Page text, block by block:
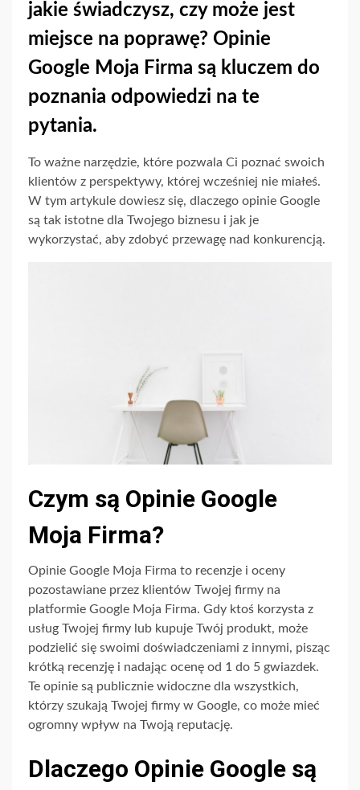
jakie świadczysz, czy może jest
miejsce na poprawę? Opinie
Google Moja Firma są kluczem do
poznania odpowiedzi na te
pytania.
To ważne narzędzie, które pozwala Ci poznać swoich
klientów z perspektywy, której wcześniej nie miałeś.
W tym artykule dowiesz się, dlaczego opinie Google
są tak istotne dla Twojego biznesu i jak je
wykorzystać, aby zdobyć przewagę nad konkurencją.
Czym są Opinie Google
Moja Firma?
Opinie Google Moja Firma to recenzje i oceny
pozostawiane przez klientów Twojej firmy na
platformie Google Moja Firma. Gdy ktoś korzysta z
usług Twojej firmy lub kupuje Twój produkt, może
podzielić się swoimi doświadczeniami z innymi, pisząc
krótką recenzję i nadając ocenę od 1 do 5 gwiazdek.
Te opinie są publicznie widoczne dla wszystkich,
którzy szukają Twojej firmy w Google, co może mieć
ogromny wpływ na Twoją reputację.
Dlaczego Opinie Google są